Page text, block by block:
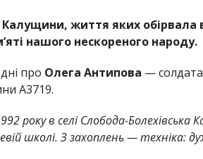
Калущини, життя яких обірвала
нашого нескореного народу.
про Олега Антипова —
А3719.
року в селі Слобода-Болехівська
школі. З захоплень — техніка: